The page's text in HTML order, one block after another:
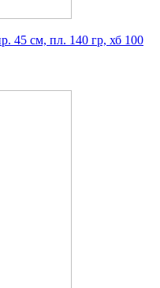
45 см, пл. 140 гр, хб 100